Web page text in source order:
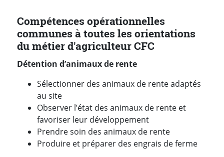
Compétences opérationnelles
communes à toutes les orientations
du métier d'agriculteur CFC
Détention d’animaux de rente
Sélectionner des animaux de rente adaptés
au site
Observer l’état des animaux de rente et
favoriser leur développement
Prendre soin des animaux de rente
Produire et préparer des engrais de ferme